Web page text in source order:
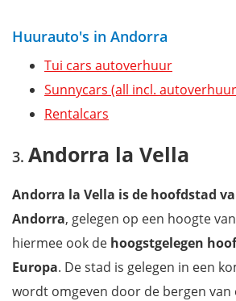
Huurauto's in Andorra
Tui cars autoverhuur
Sunnycars (all incl.
Rentalcars
Andorra la Vella
Andorra la Vella is de hoofdstad
Andorra, gelegen op een hoogte
hiermee ook de hoogstgelegen
Europa. De stad is gelegen in een
wordt omgeven door de bergen van